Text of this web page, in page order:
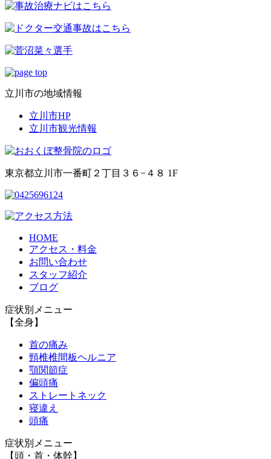
立川市の地域情報
立川市HP
立川市観光情報
東京都立川市一番町２丁目３６−４８ 1F
HOME
アクセス・料金
お問い合わせ
スタッフ紹介
ブログ
症状別メニュー
【全身】
首の痛み
頸椎椎間板ヘルニア
顎関節症
偏頭痛
ストレートネック
寝違え
頭痛
症状別メニュー
【頭・首・体幹】